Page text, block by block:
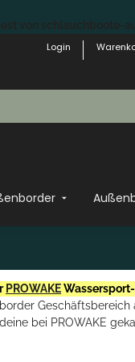
Login
PROWAKE
deine bei PROWAKE